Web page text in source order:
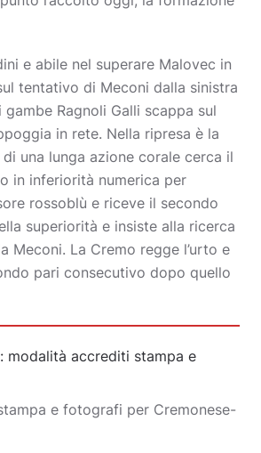
e abile nel superare Malovec in
tentativo di Meconi dalla sinistra
Ragnoli Galli scappa sul
in rete. Nella ripresa è la
una lunga azione corale cerca il
in inferiorità numerica per
rossoblù e riceve il secondo
superiorità e insiste alla ricerca
Meconi. La Cremo regge l’urto e
pari consecutivo dopo quello
modalità accrediti stampa e
e fotografi per Cremonese-